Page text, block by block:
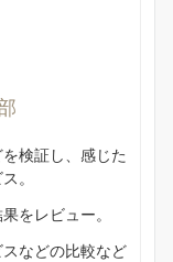
検証し、感じた
。
をレビュー。
などの比較など